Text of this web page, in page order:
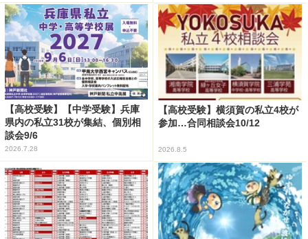
【高校受験】【中学受験】兵庫
県内の私立31校が集結、個別相
談会9/6
2026.7.28
【高校受験】横須賀の私立4校が
参加…合同相談会10/12
2026.8.5